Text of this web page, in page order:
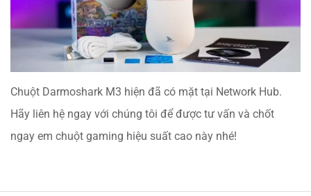
Chuột Darmoshark M3 hiện đã có mặt tại Network Hub.
Hãy liên hệ ngay với chúng tôi để được tư vấn và chốt
ngay em chuột gaming hiệu suất cao này nhé!